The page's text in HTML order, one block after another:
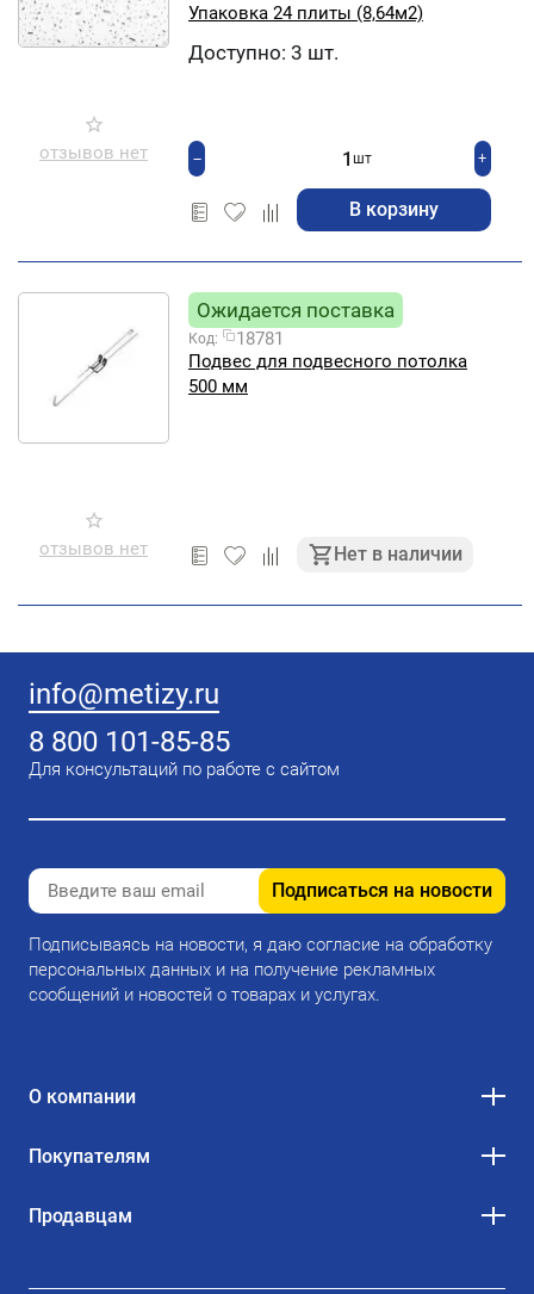
отзывов нет
Упаковка 24 плиты (8,64м2)
Доступно: 3 шт.
+
шт
−
В корзину
отзывов нет
Ожидается поставка
Код:
18781
Подвес для подвесного потолка
500 мм
Нет в наличии
info@metizy.ru
8 800 101-85-85
Для консультаций по работе с сайтом
Подписаться на новости
Подписываясь на новости, я даю согласие на обработку
персональных данных и на получение рекламных
сообщений и новостей о товарах и услугах.
О компании
Покупателям
Продавцам